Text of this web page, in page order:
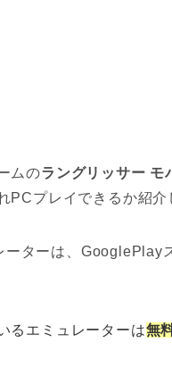
ムのラングリッサー モ
PCプレイできるか紹介
ターは、GooglePlay
るエミュレーターは無